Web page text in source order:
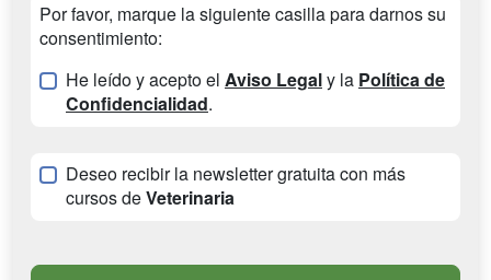
Por favor, marque la siguiente casilla para darnos su
consentimiento:
He leído y acepto el Aviso Legaly la Política de
Confidencialidad.
Deseo recibir la newsletter gratuita con más
cursos deVeterinaria